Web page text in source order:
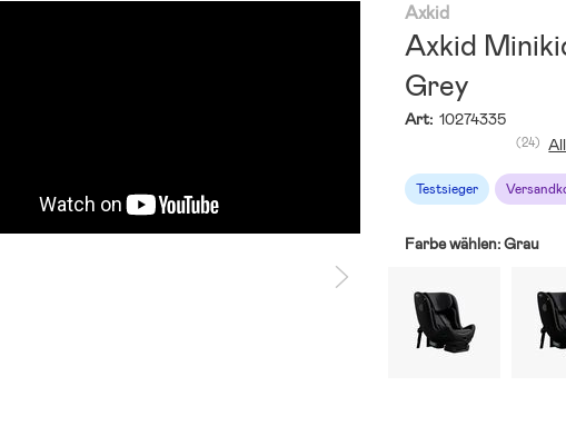
Axkid
Axkid
Grey
Art: 10274335
Testsieger
(24)
Farbe wählen:Grau